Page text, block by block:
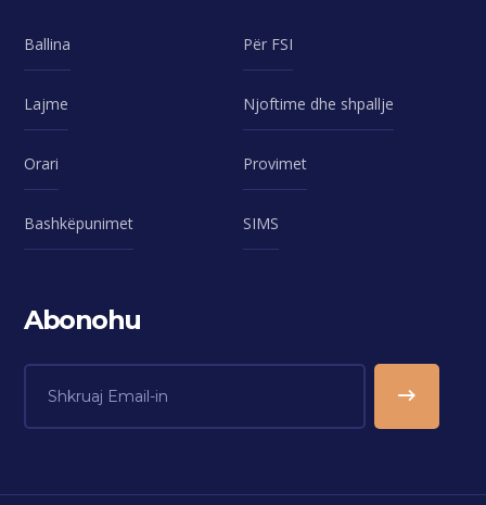
Ballina Për FSI
Lajme Njoftime dhe shpallje
Orari Provimet
Bashkëpunimet SIMS
Abonohu